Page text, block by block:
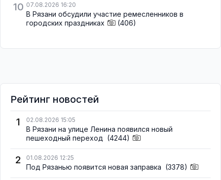
10 07.08.2026 16:20
В Рязани обсудили участие ремесленников в
городских праздниках
(406)
Рейтинг новостей
1
02.08.2026 15:05
В Рязани на улице Ленина появился новый
пешеходный переход (4244)
2 01.08.2026 12:25
Под Рязанью появится новая заправка (3378)